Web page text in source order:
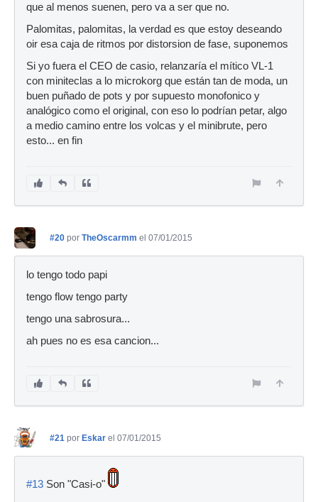
que al menos suenen, pero va a ser que no.
Palomitas, palomitas, la verdad es que estoy deseando
oir esa caja de ritmos por distorsion de fase, suponemos
Si yo fuera el CEO de casio, relanzaría el mítico VL-1
con miniteclas a lo microkorg que están tan de moda, un
buen puñado de pots y por supuesto monofonico y
analógico como el original, con eso lo podrían petar, algo
a medio camino entre los volcas y el minibrute, pero
esto... en fin
#20 por TheOscarmm el 07/01/2015
lo tengo todo papi
tengo flow tengo party
tengo una sabrosura...
ah pues no es esa cancion...
#21 por Eskar el 07/01/2015
#13 Son "Casi-o"